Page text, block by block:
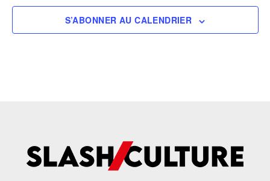
vues
S’ABONNER AU CALENDRIER